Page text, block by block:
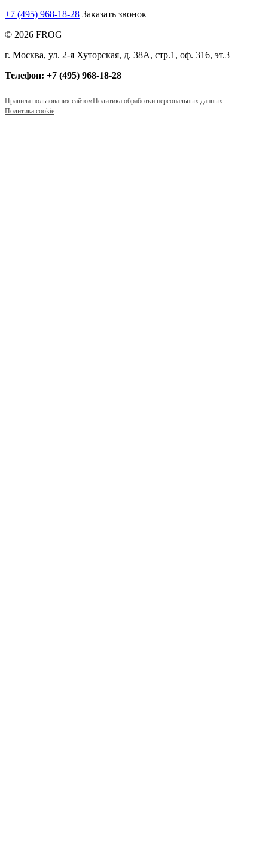
+7 (495) 968-18-28 Заказать звонок
© 2026 FROG
г. Москва, ул. 2-я Хуторская, д. 38А, стр.1, оф. 316, эт.3
Телефон: +7 (495) 968-18-28
Правила пользования сайтомПолитика обработки персональных данных
Политика cookie